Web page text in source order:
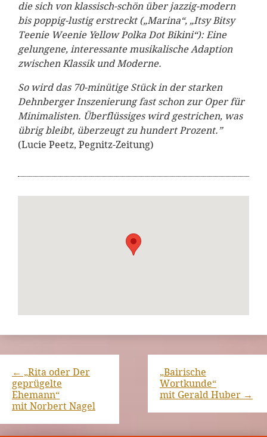
die sich von klassisch-schön über jazzig-modern
bis poppig-lustig erstreckt („Marina“, „Itsy Bitsy
Teenie Weenie Yellow Polka Dot Bikini“): Eine
gelungene, interessante musikalische Adaption
zwischen Klassik und Moderne.
So wird das 70-minütige Stück in der starken
Dehnberger Inszenierung fast schon zur Oper für
Minimalisten. Überflüssiges wird gestrichen, was
übrig bleibt, überzeugt zu hundert Prozent.”
(Lucie Peetz, Pegnitz-Zeitung)
← „Rita oder Der
geprügelte
Ehemann“
mit Norbert Nagel
„Bairische
Wortkunde“
mit Gerald Huber →